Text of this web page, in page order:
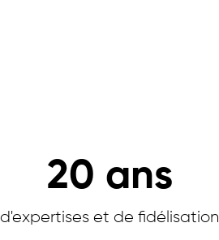
d'expertises et de fidélisation
20 ans